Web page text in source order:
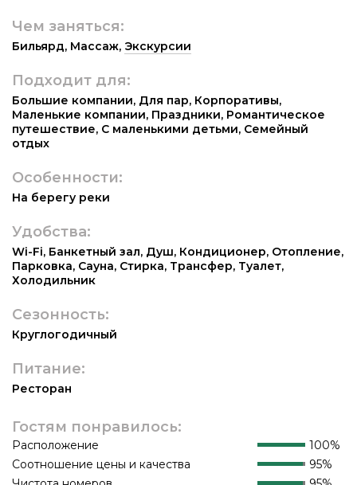
Чем заняться:
Бильярд, Массаж, Экскурсии
Подходит для:
Большие компании, Для пар, Корпоративы,
Маленькие компании, Праздники, Романтическое
путешествие, С маленькими детьми, Семейный
отдых
Особенности:
На берегу реки
Удобства:
Wi-Fi, Банкетный зал, Душ, Кондиционер, Отопление,
Парковка, Сауна, Стирка, Трансфер, Туалет,
Холодильник
Сезонность:
Круглогодичный
Питание:
Ресторан
Гостям понравилось:
Расположение
100%
Соотношение цены и качества
95%